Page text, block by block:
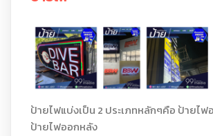
ป้ายไฟแบ่งเป็น 2 ประเภทหลักๆคือ ป้ายไฟ
ป้ายไฟออกหลัง